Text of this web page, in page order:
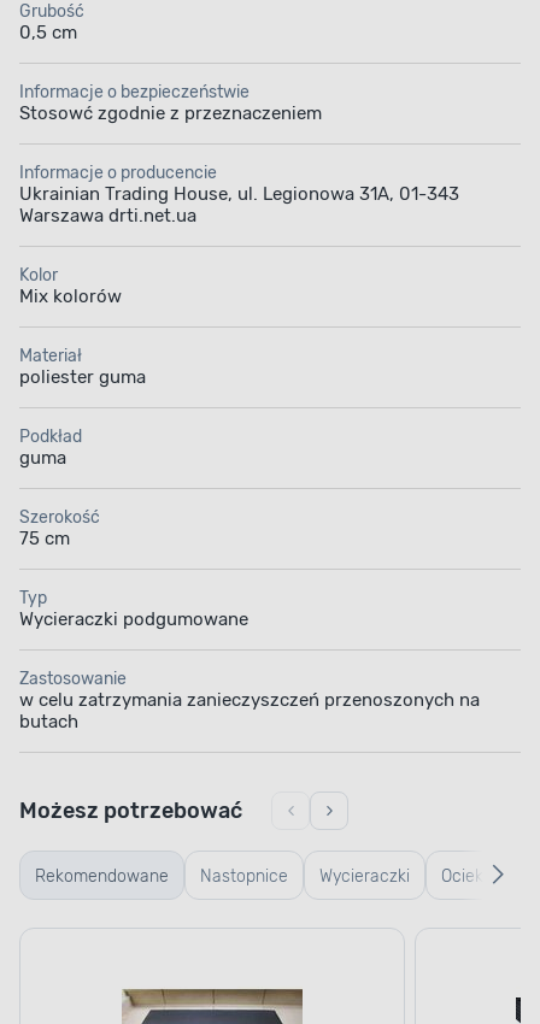
Grubość
0,5 cm
Informacje o bezpieczeństwie
Stosowć zgodnie z przeznaczeniem
Informacje o producencie
Ukrainian Trading House, ul. Legionowa 31A, 01-343
Warszawa drti.net.ua
Kolor
Mix kolorów
Materiał
poliester guma
Podkład
guma
Szerokość
75 cm
Typ
Wycieraczki podgumowane
Zastosowanie
w celu zatrzymania zanieczyszczeń przenoszonych na
butach
Rekomendowane Nastopnice Wycieraczki
typu
Ociekacze
na buty
Możesz potrzebować